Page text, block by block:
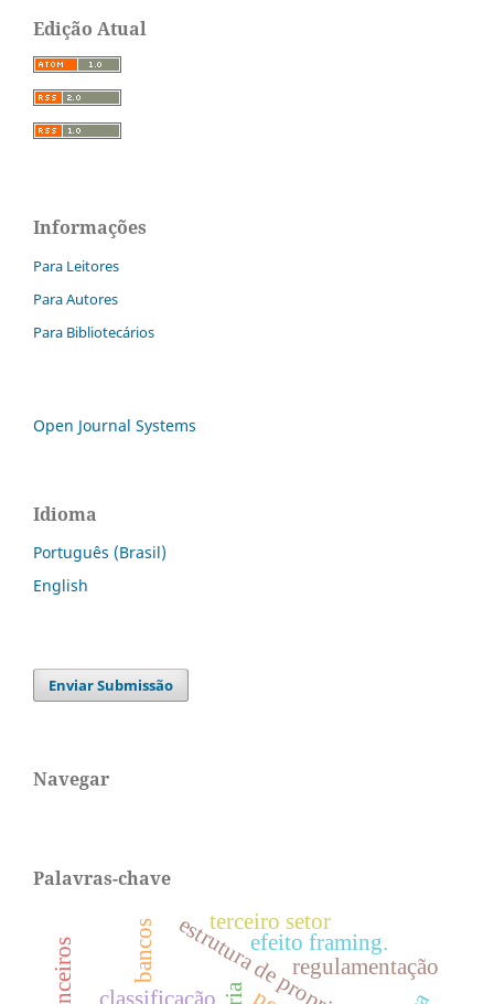
Edição Atual
Informações
Para Leitores
Para Autores
Para Bibliotecários
Open Journal Systems
Idioma
Português (Brasil)
English
Enviar Submissão
Navegar
Palavras-chave
classificação
bancos regulamentação
terceiro setor
efeito framing.